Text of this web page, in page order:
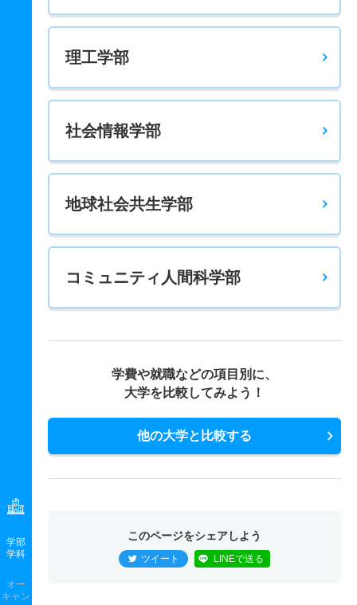
学部
学科
オー
キャン
国際コミュニケーション学科 一般 共テ ５科目型
3倍
理工学部
社会情報学部
地球社会共生学部
コミュニティ人間科学部
学費や就職などの項目別に、
大学を比較してみよう！
他の大学と比較する
このページをシェアしよう
ツイート LINEで送る